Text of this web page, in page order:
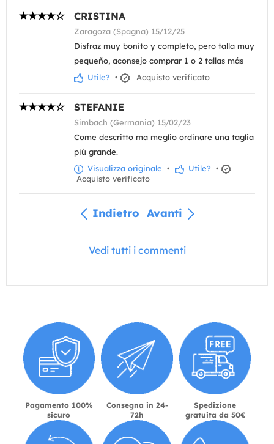
CRISTINA
Zaragoza (Spagna) 15/12/25
Disfraz muy bonito y completo, pero talla muy
pequeño, aconsejo comprar 1 o 2 tallas más
Utile? • Acquisto verificato
STEFANIE
Simbach (Germania) 15/02/23
Come descritto ma meglio ordinare una taglia
più grande.
Visualizza originale • Utile? •
Acquisto verificato
Indietro Avanti
Vedi tutti i commenti
Pagamento 100%
sicuro
Consegna in 24-
72h
Spedizione
gratuita da 50€